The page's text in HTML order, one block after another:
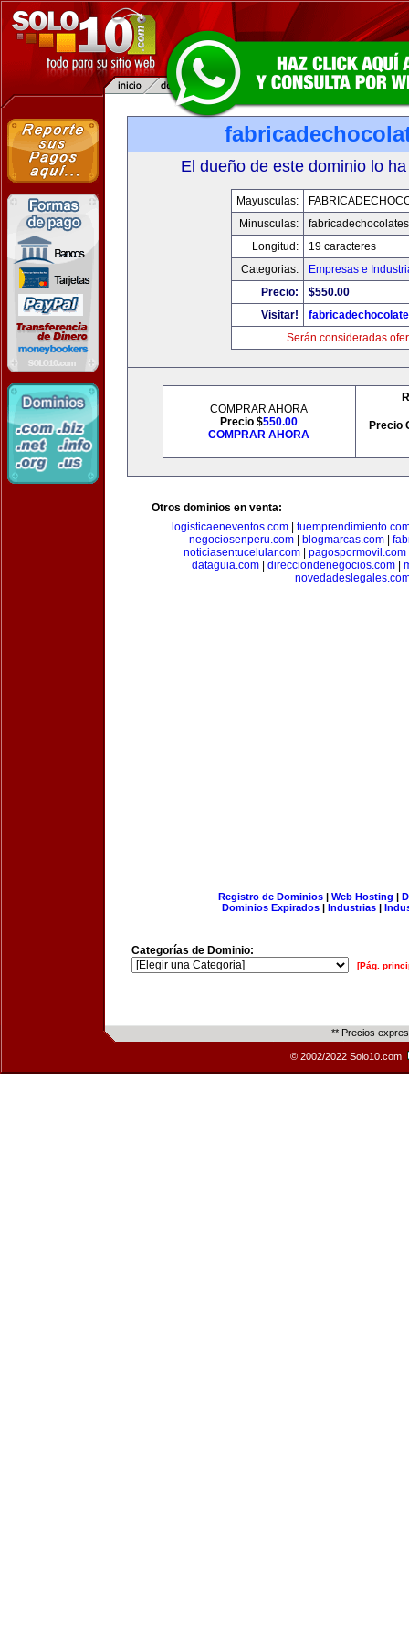
El dueño de este dominio lo
Mayusculas:
Minusculas:
Longitud:
19 caracteres
Categorias:
Empresas e
Precio:
$550.00
Visitar!
Serán consideradas
COMPRAR AHORA
Precio $550.00
COMPRAR AHORA
Precio
Otros dominios en venta:
logisticaeneventos.com|
negociosenperu.com| blogmarcas.com|
noticiasentucelular.com
pagospormovil.com
dataguia.com| direcciondenegocios.com|
Registro de Dominios| Web Hosting |
Dominios Expirados | Industrias |
Categorías de Dominio:
[Pág.
** Precios
© 2002/2022 Solo10.com